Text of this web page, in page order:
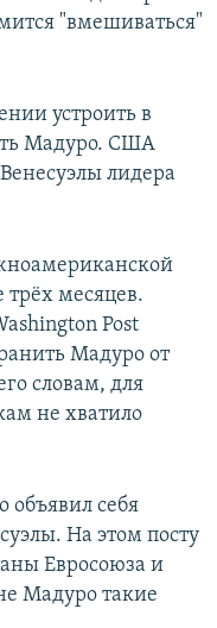
"вмешиваться"
устроить в
Мадуро. США
лидера
трёх месяцев.
Post
Мадуро от
словам, для
не хватило
объявил себя
На этом посту
Евросоюза и
Мадуро такие